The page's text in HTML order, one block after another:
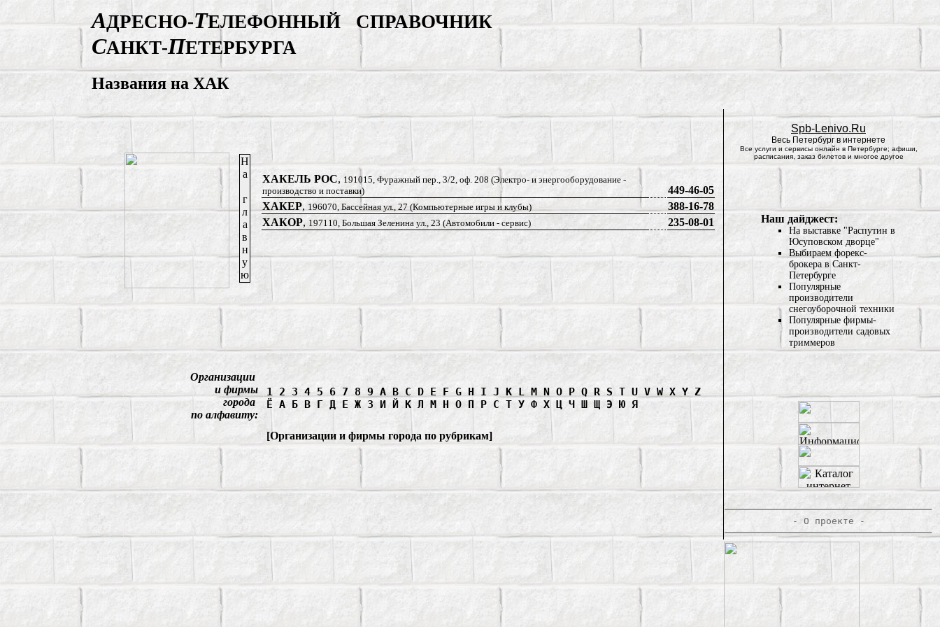
АДРЕСНО-ТЕЛЕФОННЫЙ СПРАВОЧНИК
САНКТ-ПЕТЕРБУРГА
Названия на ХАК
Н
а
г
л
а
в
н
у
ю
ХАКЕЛЬ РОС, 191015, Фуражный пер., 3/2, оф. 208 (Электро- и энергооборудование -
производство и поставки)
449-46-05
ХАКЕР, 196070, Бассейная ул., 27 (Компьютерные игры и клубы)
388-16-78
ХАКОР, 197110, Большая Зеленина ул., 23 (Автомобили - сервис) 235-08-01
Организации
и фирмы
города
по алфавиту:
1 2 3 4 5 6 7 8 9 A B C D E F G H I J K L M N O P Q R S T U V W X Y Z
Ё А Б В Г Д Е Ж З И Й К Л М Н О П Р С Т У Ф Х Ц Ч Ш Щ Э Ю Я
[Организации и фирмы города по рубрикам]
Spb-Lenivo.Ru
Весь Петербург в интернете
Все услуги и сервисы онлайн в Петербурге; афиши,
расписания, заказ билетов и многое другое
Наш дайджест:
На выставке "Распутин в
Юсуповском дворце"
Выбираем форекс-
брокера в Санкт-
Петербурге
Популярные
производители
снегоуборочной техники
Популярные фирмы-
производители садовых
триммеров
-О проекте -